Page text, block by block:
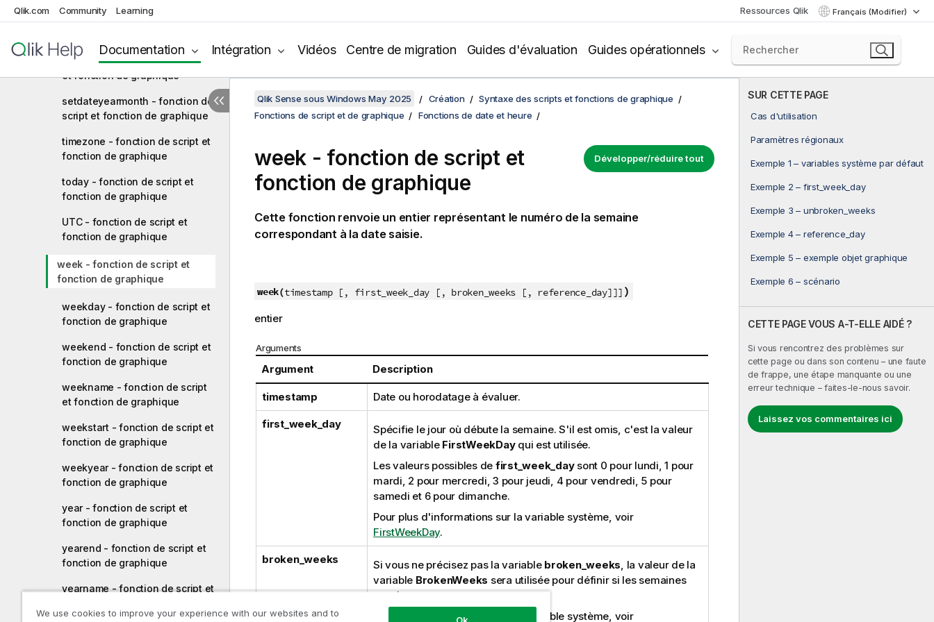
Qlik.com Community Learning Ressources Qlik Français (Modifier)
Documentation Intégration Vidéos Centre de migration Guides d'évaluation Guides opérationnels
second - fonction de script et
setdateyear - fonction de script
et fonction de graphique
setdateyearmonth - fonction de
script et fonction de graphique
timezone - fonction de script et
fonction de graphique
today - fonction de script et
fonction de graphique
UTC - fonction de script et
fonction de graphique
week - fonction de script et
fonction de graphique
weekday - fonction de script et
fonction de graphique
weekend - fonction de script et
fonction de graphique
weekname - fonction de script
et fonction de graphique
weekstart - fonction de script et
fonction de graphique
weekyear - fonction de script et
fonction de graphique
year - fonction de script et
fonction de graphique
yearend - fonction de script et
fonction de graphique
yearname - fonction de script et
SUR CETTE PAGE
Cas d'utilisation
Paramètres régionaux
Exemple 1 – variables système par défaut
Exemple 2 – first_week_day
Exemple 3 – unbroken_weeks
Exemple 4 – reference_day
Exemple 5 – exemple objet graphique
Exemple 6 – scénario
CETTE PAGE VOUS A-T-ELLE AIDÉ ?
Si vous rencontrez des problèmes sur
cette page ou dans son contenu – une faute
de frappe, une étape manquante ou une
erreur technique – faites-le-nous savoir.
Laissez vos commentaires ici
Qlik Sense sous Windows May 2025 Création
Syntaxe des scripts et fonctions de graphique
Fonctions de script et de graphique
Fonctions de date et heure
Développer/réduire tout
week - fonction de script et
fonction de graphique
Cette fonction renvoie un entier représentant le numéro de la semaine
correspondant à la date saisie.
week(timestamp [, first_week_day [, broken_weeks [, reference_day]]] )
entier
Arguments
Argument Description
timestamp Date ou horodatage à évaluer.
first_week_day
Spécifie le jour où débute la semaine. S'il est omis, c'est la valeur
de la variable FirstWeekDayqui est utilisée.
Les valeurs possibles de first_week_daysont 0 pour lundi, 1 pour
mardi, 2 pour mercredi, 3 pour jeudi, 4 pour vendredi, 5 pour
samedi et 6 pour dimanche.
Pour plus d'informations sur la variable système, voir
FirstWeekDay.
broken_weeks Si vous ne précisez pas la variable broken_weeks , la valeur de la
variable BrokenWeeks sera utilisée pour définir si les semaines
sont interrompues ou non.
Pour plus d'informations sur la variable système, voir
We use cookies to improve your experience with our websites and to